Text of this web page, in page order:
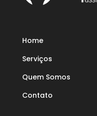
Home
Serviços
Quem Somos
Contato